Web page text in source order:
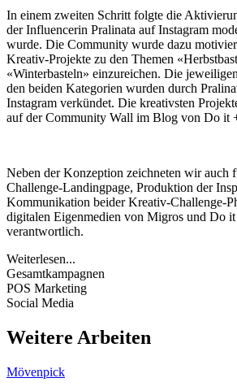
In einem zweiten Schritt folgte die
der Influencerin Pralinata auf Instagram
wurde. Die Community wurde dazu
Kreativ-Projekte zu den Themen
«Winterbasteln» einzureichen. Die
den beiden Kategorien wurden durch
Instagram verkündet. Die kreativsten
auf der Community Wall im Blog von Do it
Neben der Konzeption zeichneten wir auch
Challenge-Landingpage, Produktion der
Kommunikation beider Kreativ-Challenge-
digitalen Eigenmedien von Migros und Do
verantwortlich.
Weiterlesen...
Gesamtkampagnen
POS Marketing
Social Media
Weitere Arbeiten
Mövenpick